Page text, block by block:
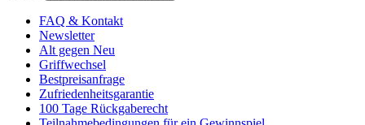
FAQ & Kontakt
Newsletter
Alt gegen Neu
Griffwechsel
Bestpreisanfrage
Zufriedenheitsgarantie
100 Tage Rückgaberecht